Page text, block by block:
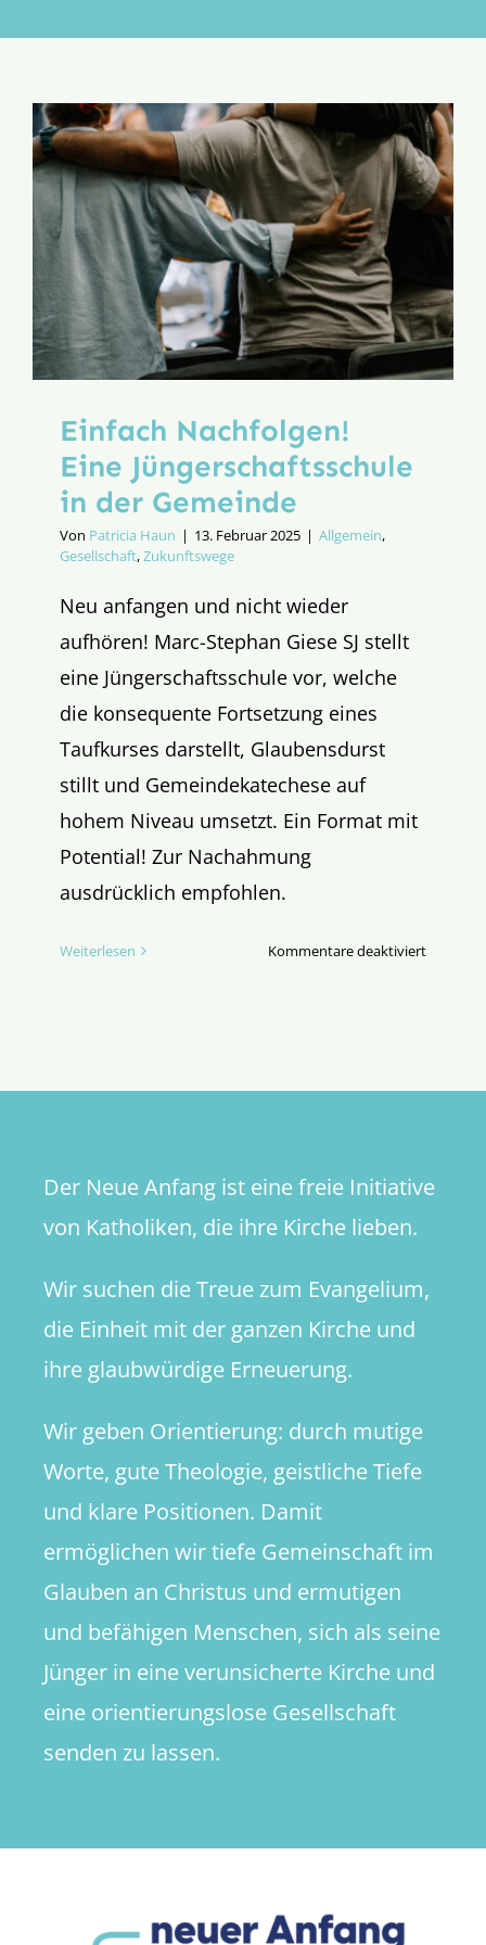
Aktion
Einfach Nachfolgen!
Eine Jüngerschafts­schule
in der Gemeinde
Von Patricia Haun | 13. Februar 2025 | Allgemein,
Gesellschaft,Zukunftswege
Neu anfangen und nicht wieder
aufhören! Marc-Stephan Giese SJ stellt
eine Jüngerschaftsschule vor, welche
die konsequente Fortsetzung eines
Taufkurses darstellt, Glaubensdurst
stillt und Gemeindekatechese auf
hohem Niveau umsetzt. Ein Format mit
Potential! Zur Nachahmung
ausdrücklich empfohlen.
Weiterlesen Kommentare deaktiviertfür
Der Neue Anfang ist eine freie Initiative
von Katholiken, die ihre Kirche lieben.
Wir suchen die Treue zum Evangelium,
die Einheit mit der ganzen Kirche und
ihre glaubwürdige Erneuerung.
Wir geben Orientierung: durch mutige
Worte, gute Theologie, geistliche Tiefe
und klare Positionen. Damit
ermöglichen wir tiefe Gemeinschaft im
Glauben an Christus und ermutigen
und befähigen Menschen, sich als seine
Jünger in eine verunsicherte Kirche und
eine orientierungslose Gesellschaft
senden zu lassen.